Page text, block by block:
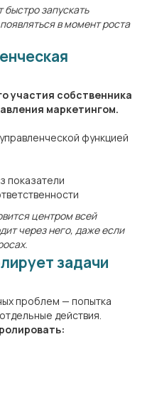
быстро запускать
в момент роста
участия собственника
маркетингом.
функцией
показатели
центром всей
через него, даже если
задачи
проблем — попытка
действия.